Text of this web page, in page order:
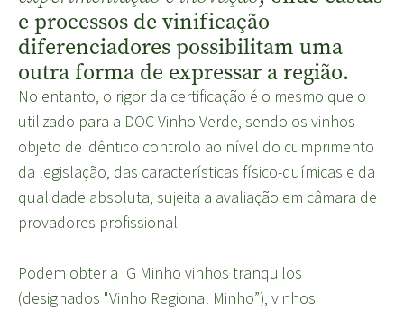
e processos de vinificação
diferenciadores possibilitam uma
outra forma de expressar a região.
No entanto, o rigor da certificação é o mesmo que o
utilizado para a DOC Vinho Verde, sendo os vinhos
objeto de idêntico controlo ao nível do cumprimento
da legislação, das características físico-químicas e da
qualidade absoluta, sujeita a avaliação em câmara de
provadores profissional.
Podem obter a IG Minho vinhos tranquilos
(designados "Vinho Regional Minho”), vinhos